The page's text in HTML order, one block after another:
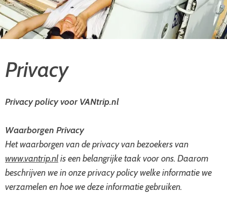
Privacy
Privacy policy voor VANtrip.nl
Waarborgen Privacy
Het waarborgen van de privacy van bezoekers van
www.vantrip.nlis een belangrijke taak voor ons. Daarom
beschrijven we in onze privacy policy welke informatie we
verzamelen en hoe we deze informatie gebruiken.